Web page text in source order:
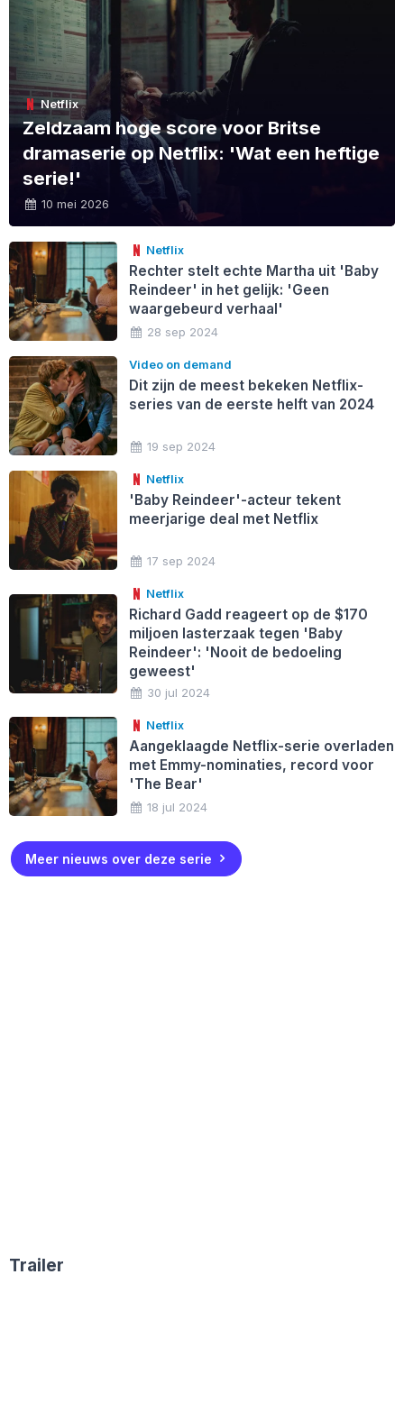
Netflix
Zeldzaam hoge score voor Britse
dramaserie op Netflix: 'Wat een heftige
serie!'
10 mei 2026
Netflix
Rechter stelt echte Martha uit 'Baby
Reindeer' in het gelijk: 'Geen
waargebeurd verhaal'
28 sep 2024
Video on demand
Dit zijn de meest bekeken Netflix-
series van de eerste helft van 2024
19 sep 2024
Netflix
'Baby Reindeer'-acteur tekent
meerjarige deal met Netflix
17 sep 2024
Netflix
Richard Gadd reageert op de $170
miljoen lasterzaak tegen 'Baby
Reindeer': 'Nooit de bedoeling
geweest'
30 jul 2024
Netflix
Aangeklaagde Netflix-serie overladen
met Emmy-nominaties, record voor
'The Bear'
18 jul 2024
Meer nieuws over deze serie
Trailer